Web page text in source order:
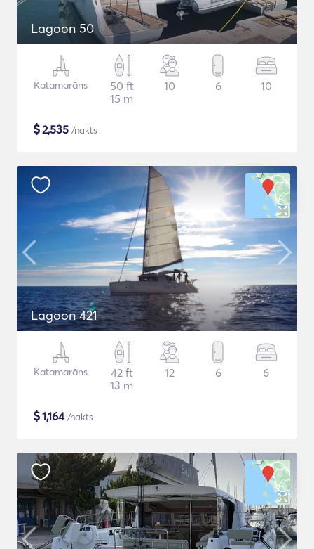
Lagoon 50
Katamarāns
50 ft
15 m
10 6 10
$2,535 /nakts
Lagoon 421
Katamarāns
42 ft
13 m
12 6 6
$1,164/nakts